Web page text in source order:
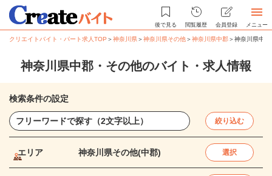
後で見る 閲覧履歴 会員登録 メニュー
クリエイトバイト・パート求人TOP ＞神奈川県＞神奈川県その他＞神奈川県中郡＞神奈川県中
神奈川県中郡・その他のバイト・求人情報
検索条件の設定
絞り込む
エリア 神奈川県その他(中郡) 選択